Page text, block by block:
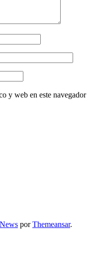
y web en este navegador
porThemeansar.